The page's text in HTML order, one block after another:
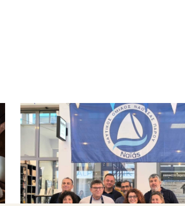
Τα Παστά της Πάρου στην Αθήνα:
Διήμερη γιορτή γαστρονομίας και
παράδοσης
ΕΛΛΗΝΙΚΕΣ ΠΑΡΑΔΟΣΕΙΣ